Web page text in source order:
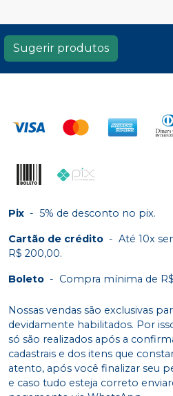
Sugerir produtos
Pix - 5% de desconto no pix.
Cartão de crédito - Até 10x
R$ 200,00.
Boleto - Compra mínima de
Nossas vendas são exclusivas
devidamente habilitados. Por
só são realizados após a
cadastrais e dos itens que
atento, após você finalizar seu
e caso tudo esteja correto